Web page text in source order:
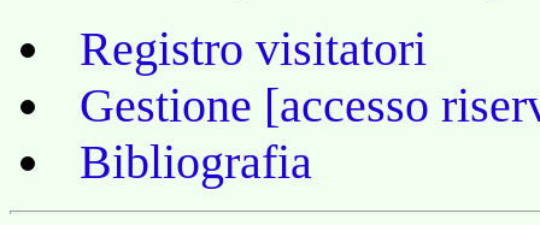
Registro visitatori
Gestione [accesso
Bibliografia